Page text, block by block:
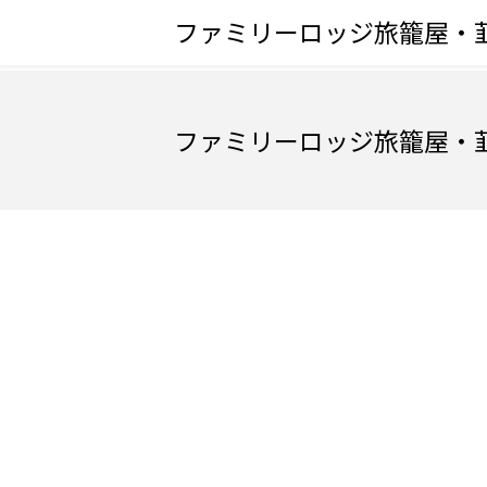
ファミリーロッジ旅籠屋・
ファミリーロッジ旅籠屋・